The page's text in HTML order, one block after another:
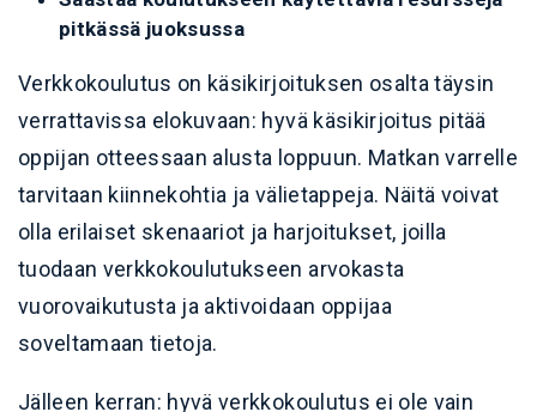
pitkässä juoksussa
Verkkokoulutus on käsikirjoituksen osalta täysin
verrattavissa elokuvaan: hyvä käsikirjoitus pitää
oppijan otteessaan alusta loppuun. Matkan varrelle
tarvitaan kiinnekohtia ja välietappeja. Näitä voivat
olla erilaiset skenaariot ja harjoitukset, joilla
tuodaan verkkokoulutukseen arvokasta
vuorovaikutusta ja aktivoidaan oppijaa
soveltamaan tietoja.
Jälleen kerran: hyvä verkkokoulutus ei ole vain